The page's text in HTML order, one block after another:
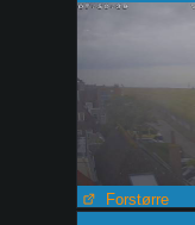
Forstørre